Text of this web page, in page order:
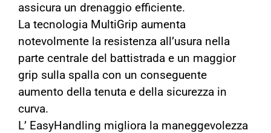
assicura un drenaggio efficiente.
La tecnologia MultiGrip aumenta
notevolmente la resistenza all’usura nella
parte centrale del battistrada e un maggior
grip sulla spalla con un conseguente
aumento della tenuta e della sicurezza in
curva.
L’ EasyHandling migliora la maneggevolezza